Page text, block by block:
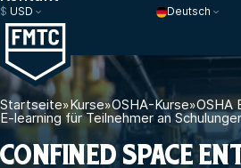
$ USD Deutsch
Startseite»Kurse»OSHA-Kurse»OSHA
E-learning für Teilnehmer an
CONFINED SPACE